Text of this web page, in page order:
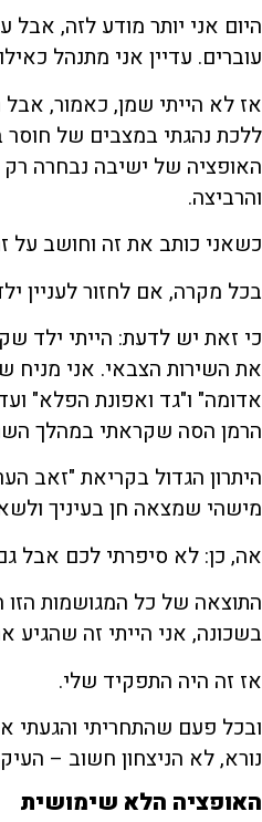
היום אני יותר מודע לזה, אבל
עוברים. עדיין אני מתנהל
אז לא הייתי שמן, כאמור,
ללכת נהגתי במצבים של חוסר
האופציה של ישיבה נבחרה
והרביצה.
כשאני כותב את זה וחושב על
בכל מקרה, אם לחזור לעניין
כי זאת יש לדעת: הייתי ילד
הרמן הסה שקראתי במהלך
היתרון הגדול בקריאת "זאב
מישהי שמצאה חן בעיניך
אה, כן: לא סיפרתי לכם אבל
התוצאה של כל המגושמות הזו
בשכונה, אני הייתי זה
אז זה היה התפקיד שלי.
ובכל פעם שהתחריתי והגעתי
נורא, לא הניצחון חשוב –
האופציה הלא שימושית